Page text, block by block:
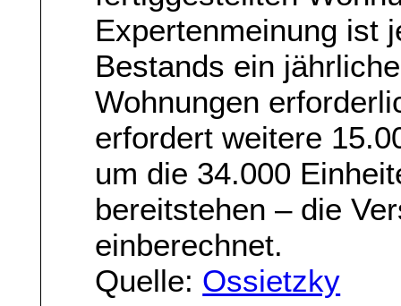
Expertenmeinung ist
Bestands ein
Wohnungen
erfordert weitere
um die 34.000
bereitstehen – die
einberechnet.
Quelle: Ossietzky